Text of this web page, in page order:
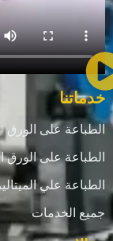
خدماتنا
الطباعة على الورق
الطباعة على الورق
الطباعة علي
جميع الخدمات